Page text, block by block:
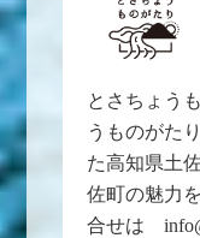
とさちょう
うものがた
た高知県土
佐町の魅力
合せは